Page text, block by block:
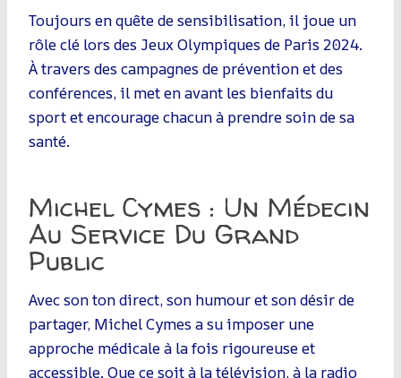
Toujours en quête de sensibilisation, il joue un
rôle clé lors des Jeux Olympiques de Paris 2024.
À travers des campagnes de prévention et des
conférences, il met en avant les bienfaits du
sport et encourage chacun à prendre soin de sa
santé.
Michel Cymes : Un Médecin
Au Service Du Grand
Public
Avec son ton direct, son humour et son désir de
partager, Michel Cymes a su imposer une
approche médicale à la fois rigoureuse et
accessible. Que ce soit à la télévision, à la radio